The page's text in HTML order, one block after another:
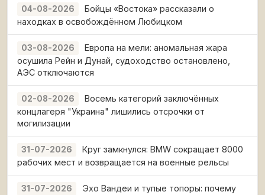
04-08-2026
Бойцы «Востока» рассказали о
находках в освобождённом Любицком
03-08-2026
Европа на мели: аномальная жара
осушила Рейн и Дунай, судоходство остановлено,
АЭС отключаются
02-08-2026
Восемь категорий заключённых
концлагеря "Украина" лишились отсрочки от
могилизации
31-07-2026
Круг замкнулся: BMW сокращает 8000
рабочих мест и возвращается на военные рельсы
31-07-2026
Эхо Вандеи и тупые топоры: почему